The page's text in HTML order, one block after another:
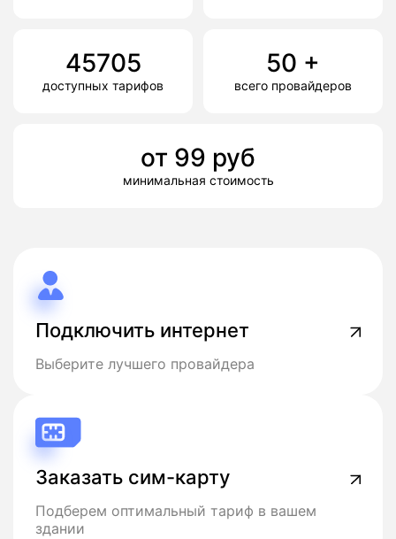
45705
доступных тарифов
50 +
всего провайдеров
от 99 руб
минимальная стоимость
Подключить интернет
Выберите лучшего провайдера
Заказать сим-карту
Подберем оптимальный тариф в вашем
здании